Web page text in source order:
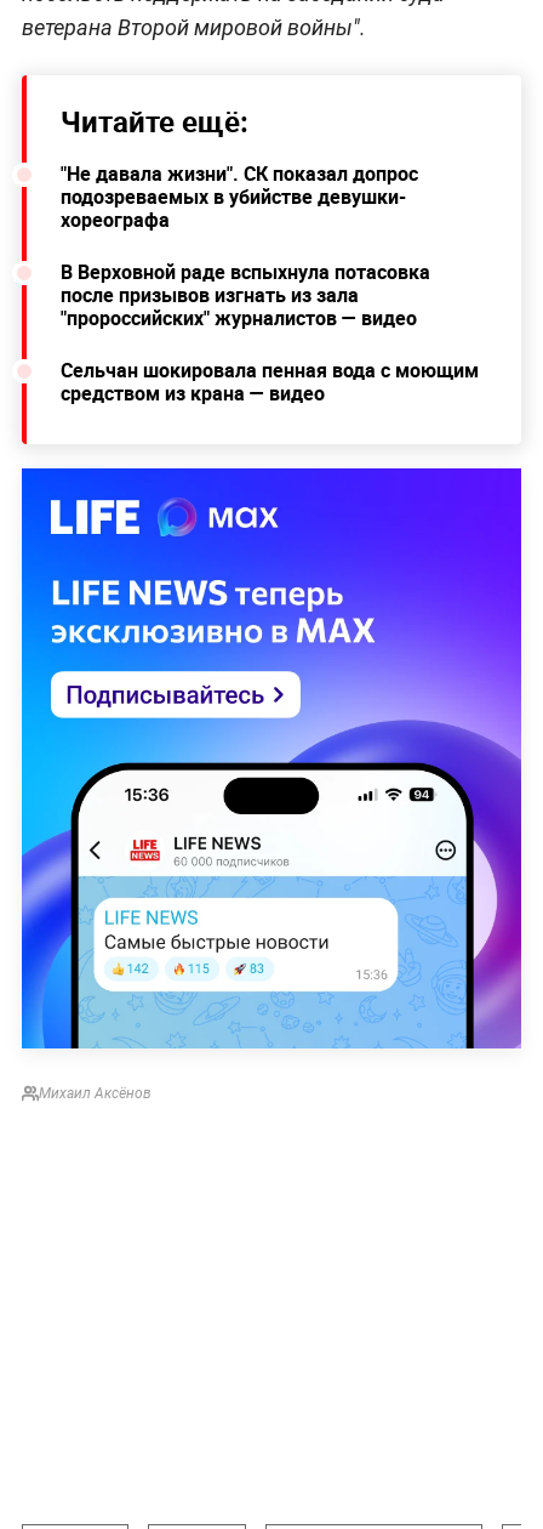
ветерана Второй мировой войны".
Читайте ещё:
"Не давала жизни". СК показал допрос
подозреваемых в убийстве девушки-
хореографа
В Верховной раде вспыхнула потасовка
после призывов изгнать из зала
"пророссийских" журналистов — видео
Сельчан шокировала пенная вода с моющим
средством из крана — видео
Михаил Аксёнов